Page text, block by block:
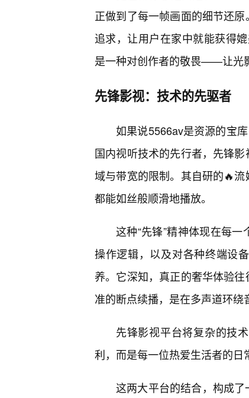
正做到了每一帧画面的细节还
追求，让用户在家中就能获得
是一种对创作者的敬畏——让光
先锋影视：技术的先驱者
如果说5566av是资源的宝
国内视听技术的先行者，先锋
域与带宽的限制。其自研的🔥
都能如丝般顺滑地播放。
这种“先锋”精神体现在每
操作逻辑，以及对各种终端设
养。它深知，真正的奢华体验
准的断点续播，是在多声道环绕
先锋影视平台将复杂的技
利，而是每一位热爱生活者的日
这两大平台的结合，构成